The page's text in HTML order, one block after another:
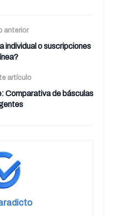
anterior
individual o suscripciones
artículo
Comparativa de básculas